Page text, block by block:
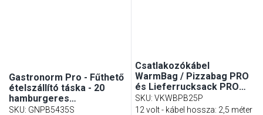
Gastronorm Pro - Fűthető
ételszállító táska - 20
hamburgeres
kartondobozhoz - fekete
SKU: GNPB5435S
Csatlakozókábel
WarmBag / Pizzabag PRO
és Lieferrucksack PRO
táskához
SKU:VKWBPB25P
12 volt - kábel hossza: 2,5 méter